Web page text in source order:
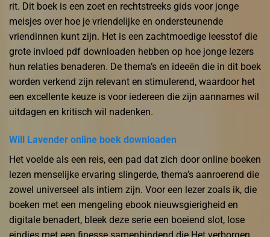
rit. Dit boek is een zoet en rechtstreeks gids voor jonge
meisjes over hoe je vriendelijke en ondersteunende
vriendinnen kunt zijn. Het is een zachtmoedige leesstof die
grote invloed pdf downloaden hebben op hoe jonge lezers
hun relaties benaderen. De thema’s en ideeën die in dit boek
worden verkend zijn relevant en stimulerend, waardoor het
een excellente keuze is voor iedereen die zijn aannames wil
uitdagen en kritisch wil nadenken.
Will Lavender online boek downloaden
Het voelde als een reis, een pad dat zich door online boeken
lezen menselijke ervaring slingerde, thema’s aanroerend die
zowel universeel als intiem zijn. Voor een lezer zoals ik, die
boeken met een mengeling ebook nieuwsgierigheid en
digitale benadert, bleek deze serie een boeiend slot, lose